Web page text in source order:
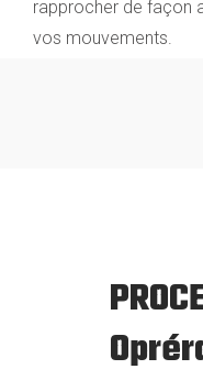
rapprocher de façon
vos mouvements.